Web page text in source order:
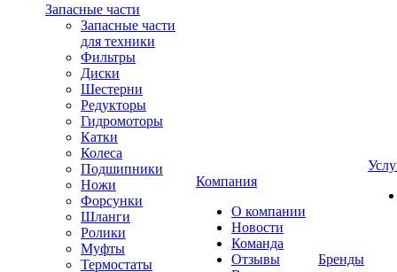
Запасные части
Запасные части
для техники
Фильтры
Диски
Шестерни
Редукторы
Гидромоторы
Катки
Колеса
Подшипники
Ножи
Форсунки
Шланги
Ролики
Муфты
Термостаты
Компания
О компании
Новости
Команда
Отзывы
Бренды